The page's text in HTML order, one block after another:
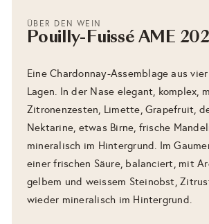
ÜBER DEN WEIN
Pouilly-Fuissé AME
Eine Chardonnay-Assemblage aus
Lagen. In der Nase elegant, komplex,
Zitronenzesten, Limette, Grapefruit,
Nektarine, etwas Birne, frische
mineralisch im Hintergrund. Im
einer frischen Säure, balanciert, mit
gelbem und weissem Steinobst,
wieder mineralisch im Hintergrund.